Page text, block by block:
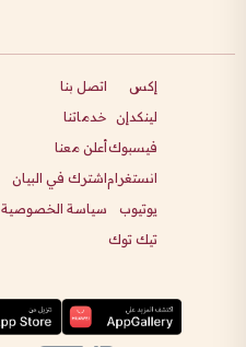
إكس
لينكدإن
فيسبوك
انستغرام
يوتيوب
تيك توك
اتصل بنا
خدماتنا
أعلن معنا
اشترك في البيان
سياسة الخصوصية